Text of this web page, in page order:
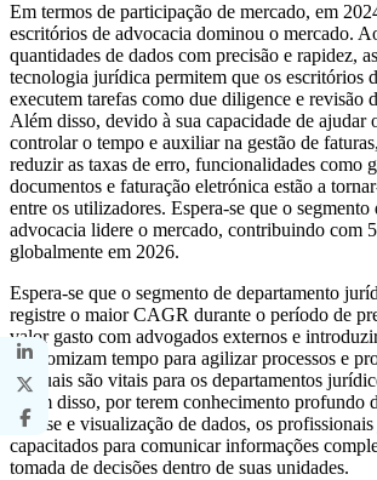
Em termos de participação de mercado, em
escritórios de advocacia dominou o mercado.
quantidades de dados com precisão e rapidez,
tecnologia jurídica permitem que os escritórios
executem tarefas como due diligence e revisão
Além disso, devido à sua capacidade de ajudar
controlar o tempo e auxiliar na gestão de
reduzir as taxas de erro, funcionalidades como
documentos e faturação eletrónica estão a
entre os utilizadores. Espera-se que o segmento
advocacia lidere o mercado, contribuindo com
globalmente em 2026.
Espera-se que o segmento de departamento
registre o maior CAGR durante o período de
valor gasto com advogados externos e
economizam tempo para agilizar processos e
manuais são vitais para os departamentos
Além disso, por terem conhecimento profundo
análise e visualização de dados, os
capacitados para comunicar informações
tomada de decisões dentro de suas unidades.